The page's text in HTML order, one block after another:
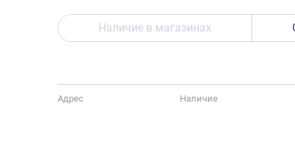
Наличие в магазинах
Адрес Наличие